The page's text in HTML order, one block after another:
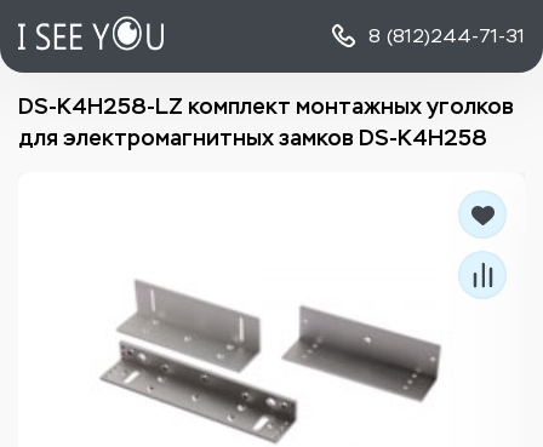
8 (812)244-71-31
DS-K4H258-LZ комплект монтажных уголков
для электромагнитных замков DS-K4H258